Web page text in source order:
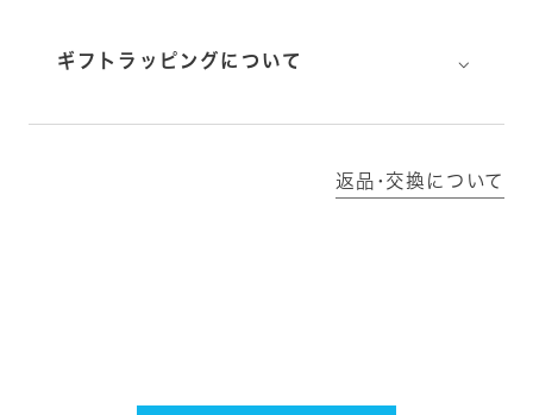
ギフトラッピングについて ⌵
返品･交換について